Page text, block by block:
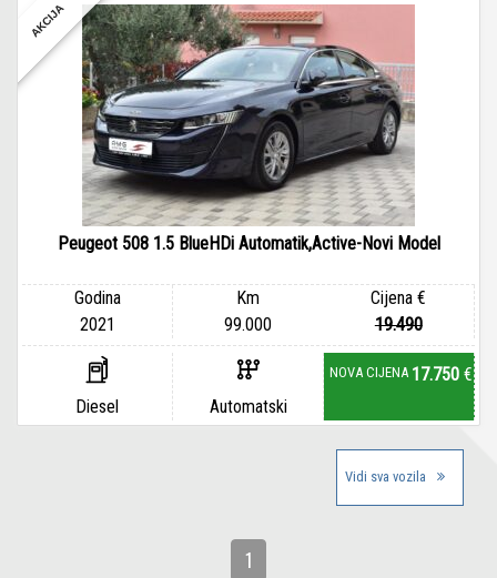
AKCIJA
Peugeot 508 1.5 BlueHDi Automatik,Active-Novi Model
Godina
2021
Km
99.000
Cijena €
19.490
Diesel Automatski
NOVA CIJENA 17.750€
Vidi sva vozila
1